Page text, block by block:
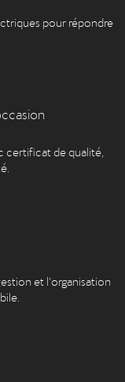
pour répondre
certificat de qualité,
et l’organisation